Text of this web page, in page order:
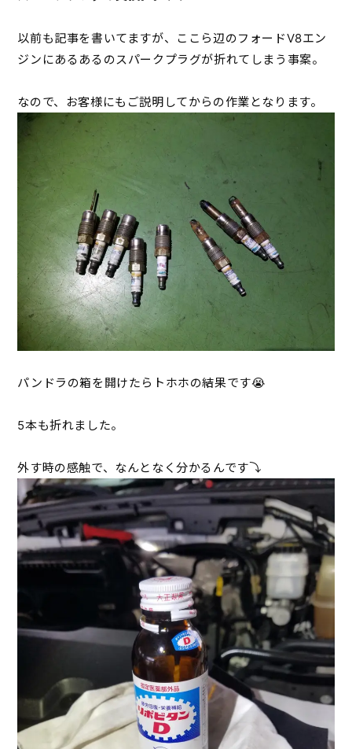
以前も記事を書いてますが、ここら辺のフォードV8エン
ジンにあるあるのスパークプラグが折れてしまう事案。
なので、お客様にもご説明してからの作業となります。
パンドラの箱を開けたらトホホの結果です😭
5本も折れました。
外す時の感触で、なんとなく分かるんです⤵